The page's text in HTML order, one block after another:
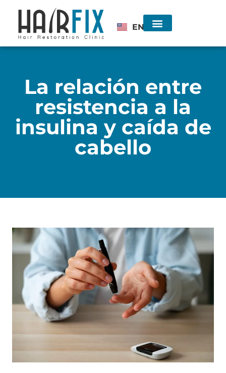
EN
La relación entre
resistencia a la
insulina y caída de
cabello